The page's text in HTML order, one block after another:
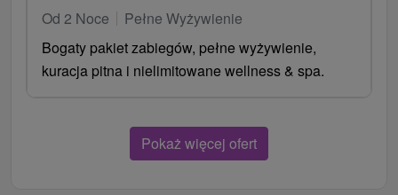
Od 2 Noce
Pełne Wyżywienie
Bogaty pakiet zabiegów, pełne wyżywienie,
kuracja pitna i nielimitowane wellness & spa.
Pokaż więcej ofert